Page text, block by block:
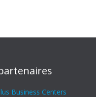
Business Centers